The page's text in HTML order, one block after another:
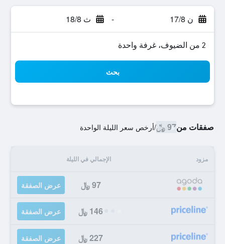
ن 17/8 - ث 18/8
2 من الضيوف، غرفة واحدة
بحث
صفقات من97 ﷼ /أرخص سعر الليلة الواحدة
مزود الإجمالي في الليلة
97 ﷼ عرض الصفقة
146 ﷼ عرض الصفقة
227 ﷼ عرض الصفقة